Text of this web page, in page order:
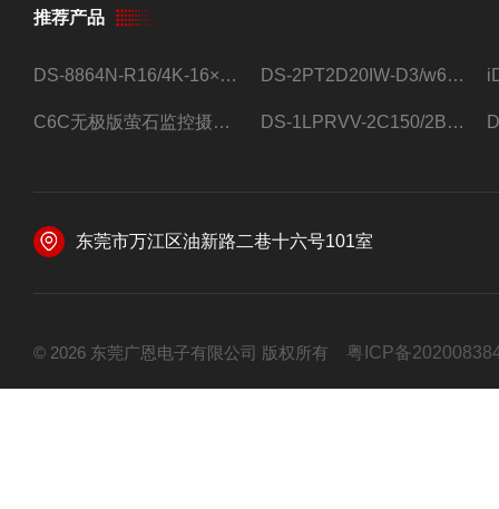
推荐产品
DS-8864N-R16/4K-16×4T/希捷16盘位录像机 DS-2PT2D20IW-D3/w64路高清硬盘录像机
C6C无极版萤石监控摄像头 DS-1LPRVV-2C150/2B监控室外夜视高清电源线护套线200米/卷
东莞市万江区油新路二巷十六号101室
© 2026 东莞广恩电子有限公司 版权所有 粤ICP备